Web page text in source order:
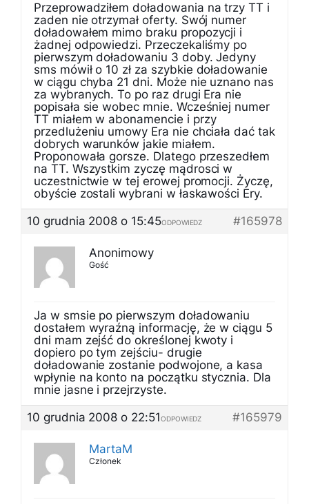
Przeprowadziłem doładowania na trzy TT i
zaden nie otrzymał oferty. Swój numer
doładowałem mimo braku propozycji i
żadnej odpowiedzi. Przeczekaliśmy po
pierwszym doładowaniu 3 doby. Jedyny
sms mówił o 10 zł za szybkie doładowanie
w ciągu chyba 21 dni. Może nie uznano nas
za wybranych. To po raz drugi Era nie
popisała sie wobec mnie. Wcześniej numer
TT miałem w abonamencie i przy
przedlużeniu umowy Era nie chciała dać tak
dobrych warunków jakie miałem.
Proponowała gorsze. Dlatego przeszedłem
na TT. Wszystkim zyczę mądrosci w
uczestnictwie w tej erowej promocji. Życzę,
obyście zostali wybrani w łaskawości Ery.
10 grudnia 2008 o 15:45
#165978
ODPOWIEDZ
Anonimowy
Gość
Ja w smsie po pierwszym doładowaniu
dostałem wyraźną informację, że w ciągu 5
dni mam zejść do określonej kwoty i
dopiero po tym zejściu- drugie
doładowanie zostanie podwojone, a kasa
wpłynie na konto na początku stycznia. Dla
mnie jasne i przejrzyste.
10 grudnia 2008 o 22:51
#165979
ODPOWIEDZ
MartaM
Członek